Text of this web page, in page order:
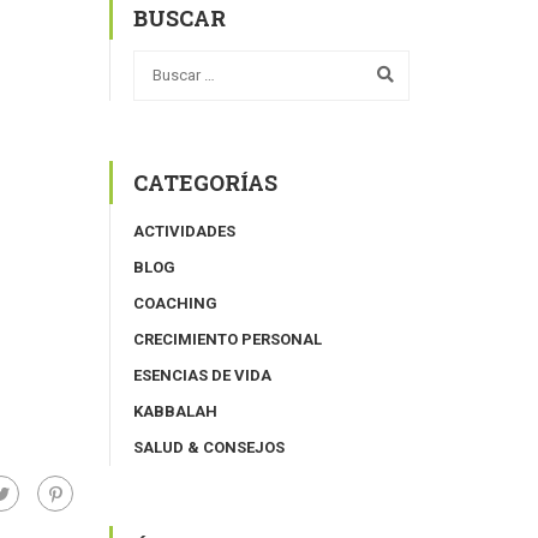
BUSCAR
CATEGORÍAS
ACTIVIDADES
BLOG
COACHING
CRECIMIENTO PERSONAL
ESENCIAS DE VIDA
KABBALAH
SALUD & CONSEJOS